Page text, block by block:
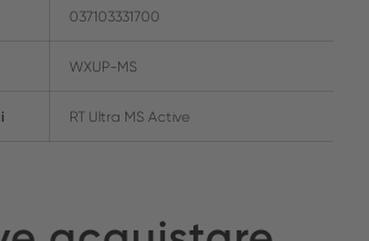
037103331700
WXUP-MS
RT Ultra MS Active